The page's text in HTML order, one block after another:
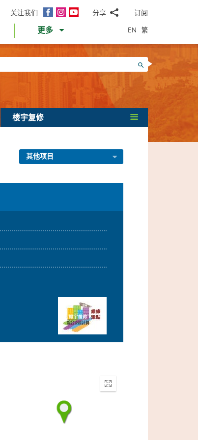
关注我们
面
InstagramYouTube分享
邮WhatsApp
微
信
面
书Twitter
LinkedIn
微
订阅
更多 EN 繁
搜寻
楼宇复修
其他项目
Enter
fullscreen